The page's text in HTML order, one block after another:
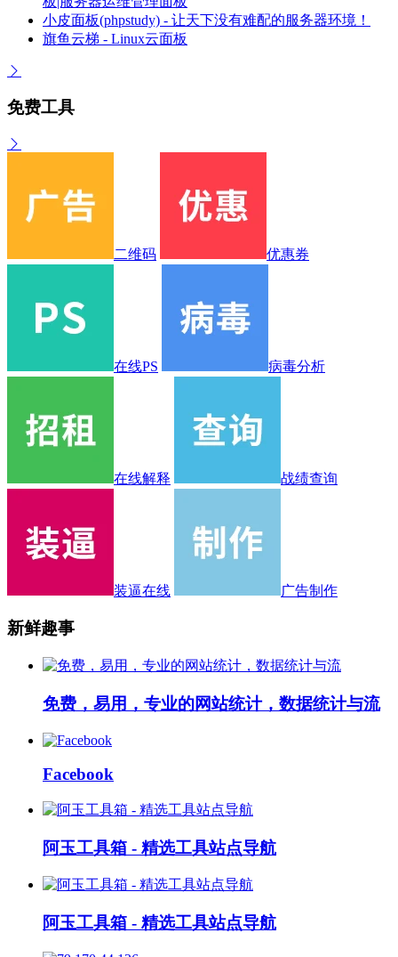
小皮面板(phpstudy) - 让天下没有难配的服务器环境！
旗鱼云梯 - Linux云面板
免费工具
二维码 优惠券
在线PS 病毒分析
在线解释 战绩查询
装逼在线 广告制作
新鲜趣事
免费，易用，专业的网站统计，数据统计与流
Facebook
阿玉工具箱 - 精选工具站点导航
阿玉工具箱 - 精选工具站点导航